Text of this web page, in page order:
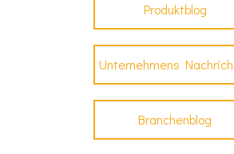
Produktblog
Unternehmens
Branchenblog